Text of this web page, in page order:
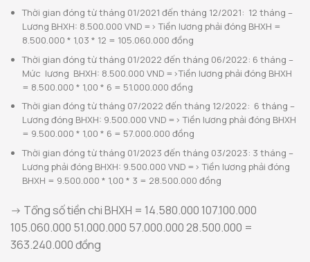
Thời gian đóng từ tháng 01/2021 đến tháng 12/2021: 12 tháng –
Lương BHXH: 8.500.000 VND => Tiền lương phải đóng BHXH =
8.500.000 * 1,03 * 12 = 105.060.000 đồng
Thời gian đóng từ tháng 01/2022 đến tháng 06/2022: 6 tháng –
Mức lương BHXH: 8.500.000 VND =>Tiền lương phải đóng BHXH
= 8.500.000 * 1,00 * 6 = 51.000.000 đồng
Thời gian đóng từ tháng 07/2022 đến tháng 12/2022: 6 tháng –
Lương đóng BHXH: 9.500.000 VND => Tiền lương phải đóng BHXH
= 9.500.000 * 1,00 * 6 = 57.000.000 đồng
Thời gian đóng từ tháng 01/2023 đến tháng 03/2023: 3 tháng –
Lương phải đóng BHXH: 9.500.000 VND => Tiền lương phải đóng
BHXH = 9.500.000 * 1,00 * 3 = 28.500.000 đồng
-> Tổng số tiền chi BHXH = 14.580.000 107.100.000
105.060.000 51.000.000 57.000.000 28.500.000 =
363.240.000 đồng